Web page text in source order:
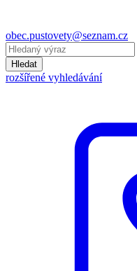
obec.pustovety@seznam.cz
Hledat
rozšířené vyhledávání